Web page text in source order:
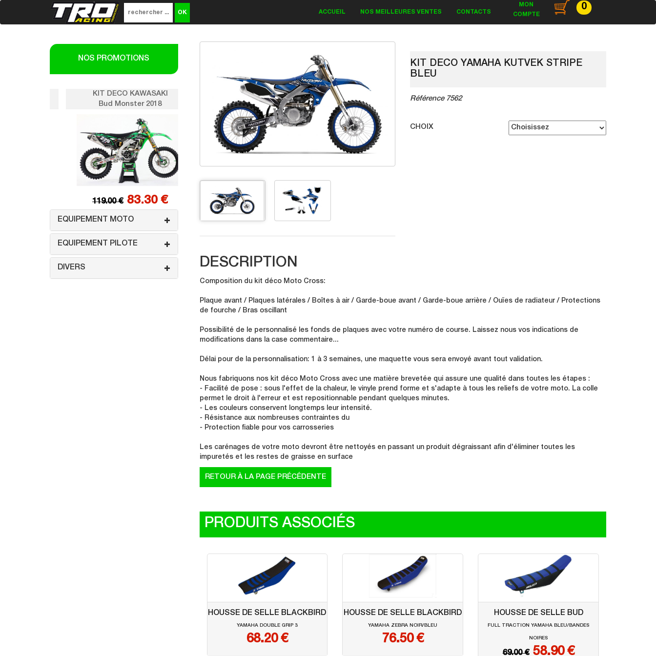
ACCUEIL NOS MEILLEURES VENTES CONTACTS
MON
COMPTE
0
NOS PROMOTIONS
KIT DECO KAWASAKI
Bud Monster 2018
119.00 €83.30 €
KIT DECO KAWASAKI
Bud Monster 2018
119.00 €83.30 €
EQUIPEMENT MOTO
EQUIPEMENT PILOTE
DIVERS
KIT DECO YAMAHA KUTVEK STRIPE
BLEU
Référence 7562
CHOIX
DESCRIPTION
Composition du kit déco Moto Cross:
Plaque avant / Plaques latérales / Boîtes à air / Garde-boue avant / Garde-boue arrière / Ouïes de radiateur / Protections
de fourche / Bras oscillant
Possibilité de le personnalisé les fonds de plaques avec votre numéro de course. Laissez nous vos indications de
modifications dans la case commentaire...
Délai pour de la personnalisation: 1 à 3 semaines, une maquette vous sera envoyé avant tout validation.
Nous fabriquons nos kit déco Moto Cross avec une matière brevetée qui assure une qualité dans toutes les étapes :
- Facilité de pose : sous l'effet de la chaleur, le vinyle prend forme et s'adapte à tous les reliefs de votre moto. La colle
permet le droit à l'erreur et est repositionnable pendant quelques minutes.
- Les couleurs conservent longtemps leur intensité.
- Résistance aux nombreuses contraintes du
- Protection fiable pour vos carrosseries
Les carénages de votre moto devront être nettoyés en passant un produit dégraissant afin d'éliminer toutes les
impuretés et les restes de graisse en surface
PRODUITS ASSOCIÉS
HOUSSE DE SELLE BLACKBIRD
YAMAHA DOUBLE GRIP 3
68.20€
HOUSSE DE SELLE BLACKBIRD
YAMAHA ZEBRA NOIR/BLEU
76.50€
HOUSSE DE SELLE BUD
FULL TRACTION YAMAHA BLEU/BANDES
NOIRES
69.00 €58.90 €